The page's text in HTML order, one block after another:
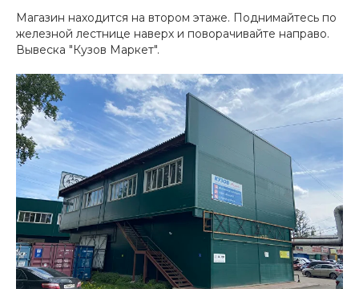
Магазин находится на втором этаже. Поднимайтесь по
железной лестнице наверх и поворачивайте направо.
Вывеска "Кузов Маркет".